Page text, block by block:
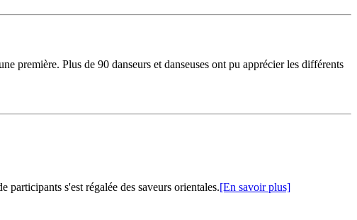
première. Plus de 90 danseurs et danseuses ont pu apprécier les différents
s'est régalée des saveurs orientales.[En savoir plus]